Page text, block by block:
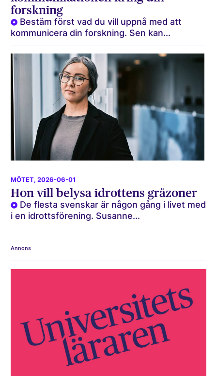
forskning
Bestäm först vad du vill uppnå med att
kommunicera din forskning. Sen kan...
MÖTET, 2026-06-01
Hon vill belysa idrottens gråzoner
De flesta svenskar är någon gång i livet med
i en idrottsförening. Susanne...
Annons